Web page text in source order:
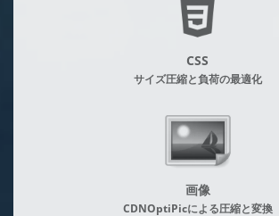
CSS
サイズ圧縮と負荷の最適化
画像
CDNOptiPicによる圧縮と変換